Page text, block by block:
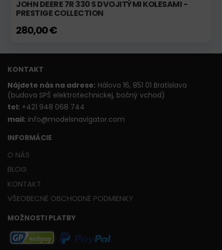
JOHN DEERE 7R 330 S DVOJITÝMI KOLESAMI -
PRESTIGE COLLECTION
280,00 €
KONTAKT
Nájdete nás na adrese: Hálova 16, 851 01 Bratislava
(budova SPŠ elektrotechnickej, bočný vchod)
tel: +421 948 068 744
mail: info@modelsnavigator.com
INFORMÁCIE
O NÁS
BLOG
KONTAKT
VŠEOBECNÉ OBCHODNÉ PODMIENKY
MOŽNOSTI PLATBY